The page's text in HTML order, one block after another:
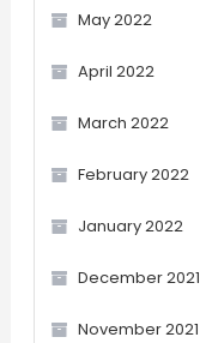
May 2022
April 2022
March 2022
February 2022
January 2022
December 2021
November 2021